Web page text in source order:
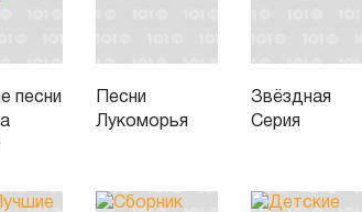
песни
Песни
Лукоморья
Звёздная
Серия